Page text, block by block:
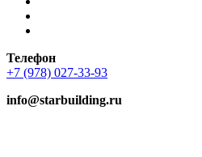
Телефон
+7 (978) 027-33-93
info@starbuilding.ru